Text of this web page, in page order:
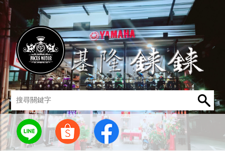
燈罩 / 燈泡 其他零組件 男性衣著 車身標誌 / 貼紙